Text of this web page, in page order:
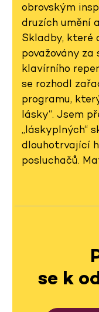
obrovským
druzích umění
Skladby, které
považovány
klavírního
se rozhodl
programu,
lásky“. Jsem
„láskyplných“
dlouhotrvající
posluchačů.
se k